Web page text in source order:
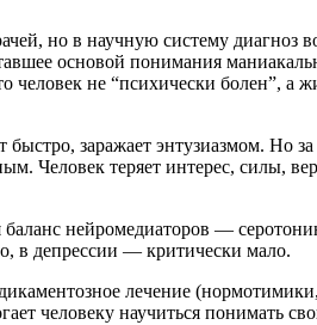
но в научную систему диагноз
основой понимания
не “психически болен”, а
заражает энтузиазмом. Но за
Человек теряет интерес, силы,
нейромедиаторов —
в депрессии — критически мало.
лечение
человеку научиться понимать